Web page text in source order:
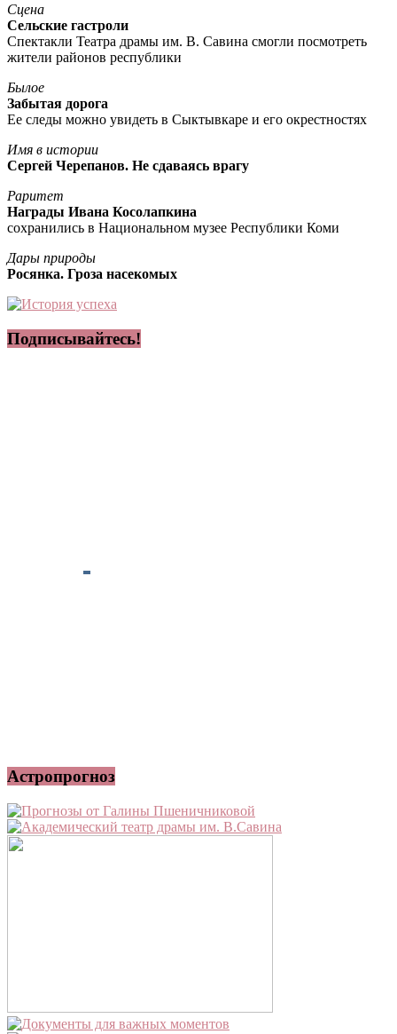
Сцена
Сельские гастроли
Спектакли Театра драмы им. В. Савина смогли посмотреть
жители районов республики
Былое
Забытая дорога
Ее следы можно увидеть в Сыктывкаре и его окрестностях
Имя в истории
Сергей Черепанов. Не сдаваясь врагу
Раритет
Награды Ивана Косолапкина
сохранились в Национальном музее Республики Коми
Дары природы
Росянка. Гроза насекомых
Подписывайтесь!
Астропрогноз